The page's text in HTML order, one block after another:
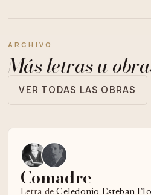
ARCHIVO
Más letras u
VER TODAS LAS OBRAS
Comadre
Letra deCeledonio Esteban